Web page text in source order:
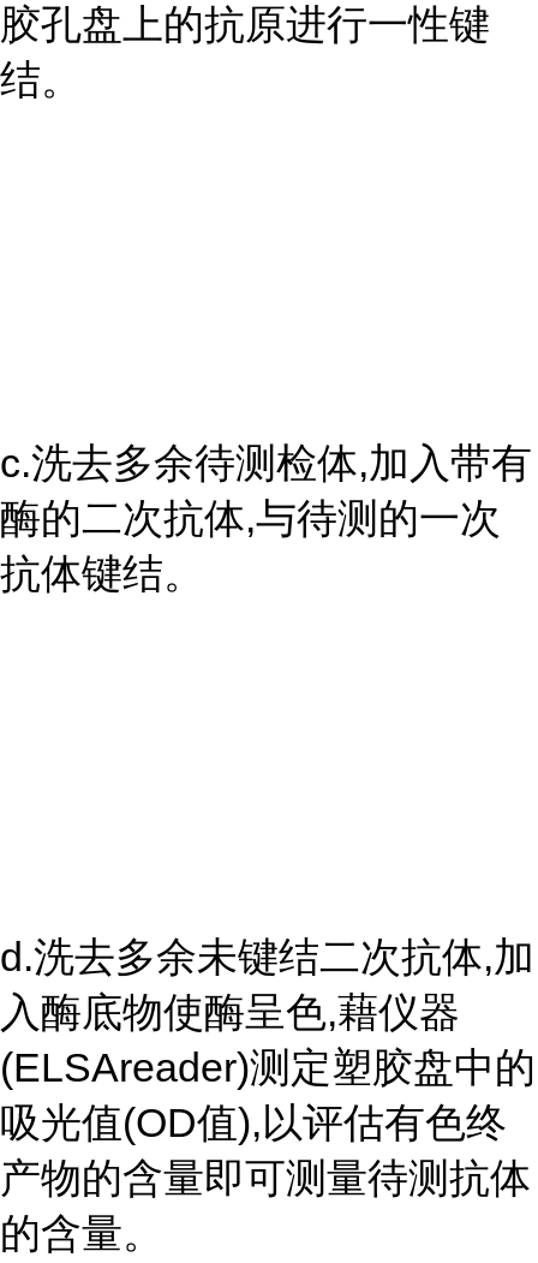
胶孔盘上的抗原进行一性键
结。
c.洗去多余待测检体,加入带有
酶的二次抗体,与待测的一次
抗体键结。
d.洗去多余未键结二次抗体,加
入酶底物使酶呈色,藉仪器
(ELSAreader)测定塑胶盘中的
吸光值(OD值),以评估有色终
产物的含量即可测量待测抗体
的含量。